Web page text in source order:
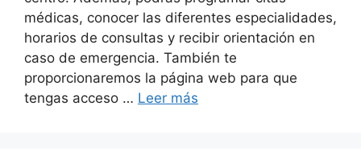
médicas, conocer las diferentes especialidades,
horarios de consultas y recibir orientación en
caso de emergencia. También te
proporcionaremos la página web para que
tengas acceso … Leer más